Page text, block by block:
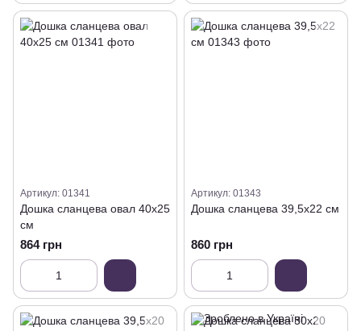
Артикул: 01341
Дошка сланцева овал 40х25
см
864 грн
Артикул: 01343
Дошка сланцева 39,5х22 см
860 грн